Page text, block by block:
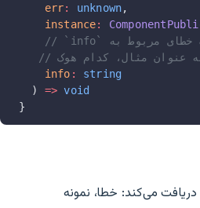
    err
: unknown,
    instance
:
    info
:
string
  )
=> void
}
می‌کند: خطا، نمونه